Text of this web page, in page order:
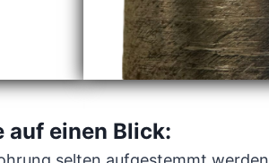
auf einen Blick: